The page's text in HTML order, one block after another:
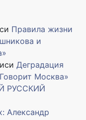
Правила жизни
и
Деградация
Москва»
РУССКИЙ
Александр